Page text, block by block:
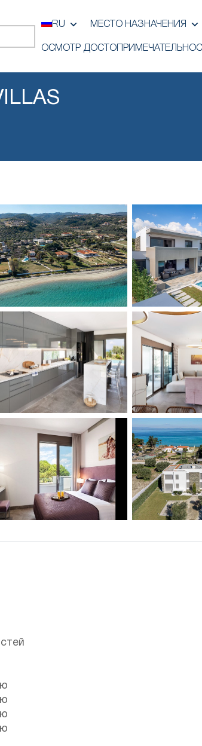
RU МЕСТО НАЗНАЧЕНИЯ
ОСМОТР